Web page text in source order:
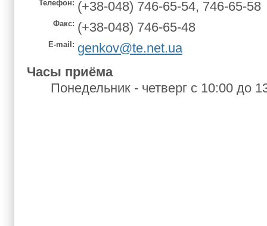
Телефон (+38-048) 746-65-54, 746-65-58
Факс (+38-048) 746-65-48
Е-mаil
genkov@te.net.ua
Часы приёма
Понедельник - четверг с 10:00 до